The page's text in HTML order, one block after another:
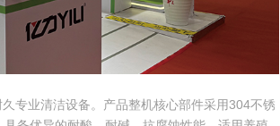
专业清洁设备。产品整机核心部件采用304不锈